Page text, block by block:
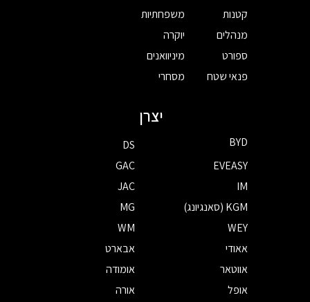
קטנות
מנהלים
ספורט
פנאי שטח
משפחתיות
יוקרה
מיניוואנים
מסחרי
יצרן
BYD
DS
EVEASY
GAC
IM
JAC
KGM (סאנגיונג)
MG
WEY
WM
אאודי
אבארט
אווטאר
אומודה
אופל
אורה